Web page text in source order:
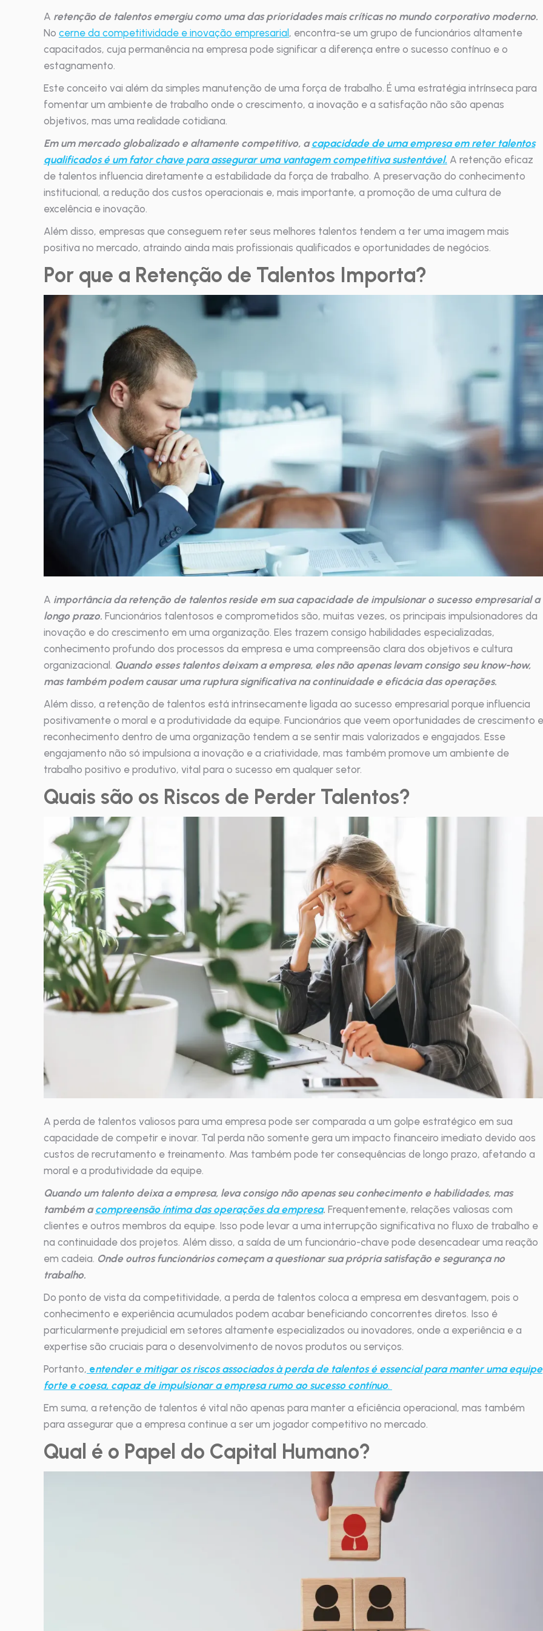
A retenção de talentos emergiu como uma das prioridades mais críticas no mundo corporativo moderno.
No cerne da competitividade e inovação empresarial, encontra-se um grupo de funcionários altamente
capacitados, cuja permanência na empresa pode significar a diferença entre o sucesso contínuo e o
estagnamento.
Este conceito vai além da simples manutenção de uma força de trabalho. É uma estratégia intrínseca para
fomentar um ambiente de trabalho onde o crescimento, a inovação e a satisfação não são apenas
objetivos, mas uma realidade cotidiana.
Em um mercado globalizado e altamente competitivo, acapacidade de uma empresa em reter talentos
qualificados é um fator chave para assegurar uma vantagem competitiva sustentável. A retenção eficaz
de talentos influencia diretamente a estabilidade da força de trabalho. A preservação do conhecimento
institucional, a redução dos custos operacionais e, mais importante, a promoção de uma cultura de
excelência e inovação.
Além disso, empresas que conseguem reter seus melhores talentos tendem a ter uma imagem mais
positiva no mercado, atraindo ainda mais profissionais qualificados e oportunidades de negócios.
Por que a Retenção de Talentos Importa?
A importância da retenção de talentos reside em sua capacidade de impulsionar o sucesso empresarial a
longo prazo. Funcionários talentosos e comprometidos são, muitas vezes, os principais impulsionadores da
inovação e do crescimento em uma organização. Eles trazem consigo habilidades especializadas,
conhecimento profundo dos processos da empresa e uma compreensão clara dos objetivos e cultura
organizacional. Quando esses talentos deixam a empresa, eles não apenas levam consigo seu know-how,
mas também podem causar uma ruptura significativa na continuidade e eficácia das operações.
Além disso, a retenção de talentos está intrinsecamente ligada ao sucesso empresarial porque influencia
positivamente o moral e a produtividade da equipe. Funcionários que veem oportunidades de crescimento e
reconhecimento dentro de uma organização tendem a se sentir mais valorizados e engajados. Esse
engajamento não só impulsiona a inovação e a criatividade, mas também promove um ambiente de
trabalho positivo e produtivo, vital para o sucesso em qualquer setor.
Quais são os Riscos de Perder Talentos?
A perda de talentos valiosos para uma empresa pode ser comparada a um golpe estratégico em sua
capacidade de competir e inovar. Tal perda não somente gera um impacto financeiro imediato devido aos
custos de recrutamento e treinamento. Mas também pode ter consequências de longo prazo, afetando a
moral e a produtividade da equipe.
Quando um talento deixa a empresa, leva consigo não apenas seu conhecimento e habilidades, mas
também acompreensão íntima das operações da empresa. Frequentemente, relações valiosas com
clientes e outros membros da equipe. Isso pode levar a uma interrupção significativa no fluxo de trabalho e
na continuidade dos projetos. Além disso, a saída de um funcionário-chave pode desencadear uma reação
em cadeia. Onde outros funcionários começam a questionar sua própria satisfação e segurança no
trabalho.
Do ponto de vista da competitividade, a perda de talentos coloca a empresa em desvantagem, pois o
conhecimento e experiência acumulados podem acabar beneficiando concorrentes diretos. Isso é
particularmente prejudicial em setores altamente especializados ou inovadores, onde a experiência e a
expertise são cruciais para o desenvolvimento de novos produtos ou serviços.
Portanto, entender e mitigar os riscos associados à perda de talentos é essencial para manter uma equipe
forte e coesa, capaz de impulsionar a empresa rumo ao sucesso contínuo​​.
Em suma, a retenção de talentos é vital não apenas para manter a eficiência operacional, mas também
para assegurar que a empresa continue a ser um jogador competitivo no mercado.
Qual é o Papel do Capital Humano?